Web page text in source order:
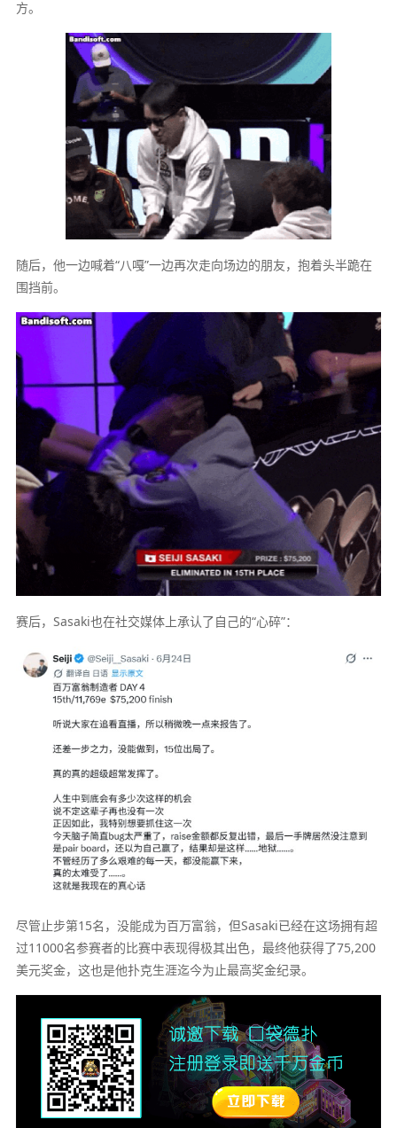
方。
随后，他一边喊着“八嘎”一边再次走向场边的朋友，抱着头半跪在
围挡前。
赛后，Sasaki也在社交媒体上承认了自己的“心碎”：
尽管止步第15名，没能成为百万富翁，但Sasaki已经在这场拥有超
过11000名参赛者的比赛中表现得极其出色，最终他获得了75,200
美元奖金，这也是他扑克生涯迄今为止最高奖金纪录。